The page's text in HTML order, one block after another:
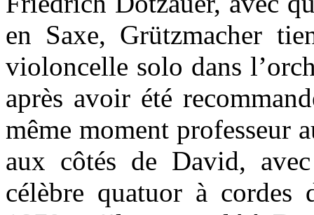
en Saxe, Grützmacher
violoncelle solo dans
après avoir été
même moment professeur
aux côtés de David,
célèbre quatuor à cordes